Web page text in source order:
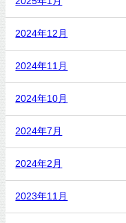
2024年12月
2024年11月
2024年10月
2024年7月
2024年2月
2023年11月